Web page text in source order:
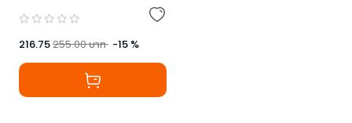
216.75255.00บาท -15 %